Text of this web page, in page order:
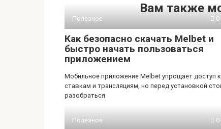
Вам также
Полезное 0
Как безопасно скачать Melbet и
быстро начать пользоваться
приложением
Мобильное приложение Melbet упрощает доступ к
ставкам и трансляциям, но перед установкой
разобраться
Полезное 0